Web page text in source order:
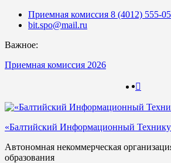
Skip
Приемная комиссия 8 (4012) 555-
bit.spo@mail.ru
Важное:
Приемная комиссия 2026
«Балтийский Информационный
Автономная некоммерческая
образования